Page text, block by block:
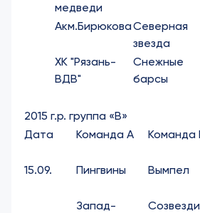
медведи
Акм.БирюковаСеверная
звезда
ХК "Рязань-
ВДВ"
Снежные
барсы
2015 г.р. группа «В»
Дата
Команда А Команда
15.09.
Пингвины Вымпел
Запад-